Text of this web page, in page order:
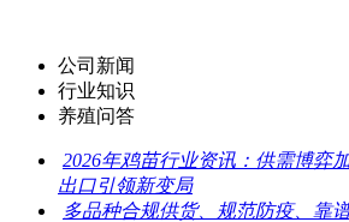
公司新闻
行业知识
养殖问答
2026年鸡苗行业资讯：供需博弈
出口引领新变局
多品种合规供货、规范防疫、靠